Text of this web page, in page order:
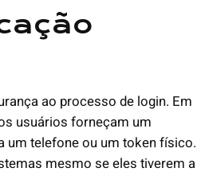
ao processo de login. Em
usuários forneçam um
um telefone ou um token físico.
mesmo se eles tiverem a